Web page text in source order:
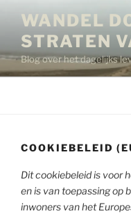
inhoud
WANDEL
STRATEN
Blog over het dagelijks
COOKIEBELEID
Dit cookiebeleid is voor
en is van toepassing op
inwoners van het